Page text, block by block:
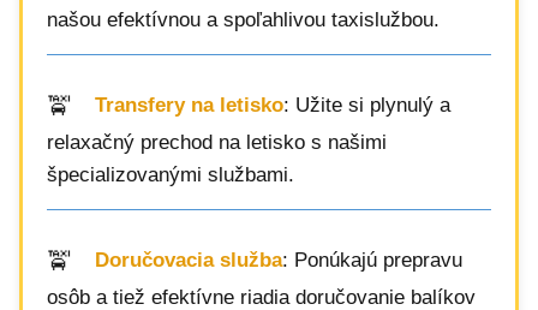
našou efektívnou a spoľahlivou taxislužbou.
Transfery na letisko: Užite si plynulý a
relaxačný prechod na letisko s našimi
špecializovanými službami.
Doručovacia služba: Ponúkajú prepravu
osôb a tiež efektívne riadia doručovanie balíkov